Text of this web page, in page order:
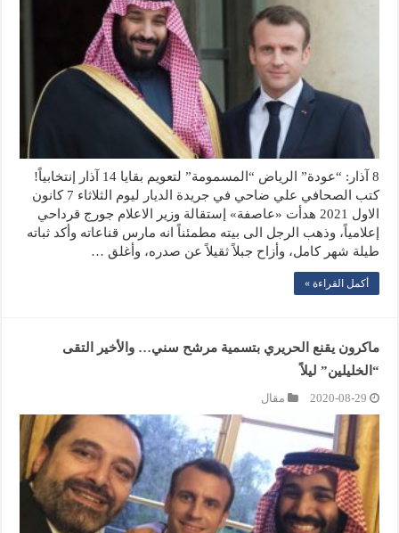
8 آذار: “عودة” الرياض “المسمومة” لتعويم بقايا 14 آذار إنتخابياً!
كتب الصحافي علي ضاحي في جريدة الديار ليوم الثلاثاء 7 كانون
الاول 2021 هدأت «عاصفة» إستقالة وزير الاعلام جورج قرداحي
إعلامياً، وذهب الرجل الى بيته مطمئناً انه مارس قناعاته وأكد ثباته
طيلة شهر كامل، وأزاح جبلاً ثقيلاً عن صدره، وأغلق …
أكمل القراءة »
ماكرون يقنع الحريري بتسمية مرشح سني… والأخير التقى
“الخليلين” ليلاً
2020-08-29 مقال